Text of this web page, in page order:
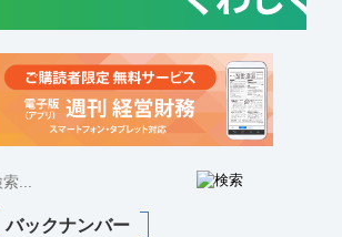
バックナンバー